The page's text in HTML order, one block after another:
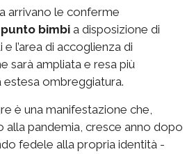
arrivano le conferme
punto bimbi a disposizione di
l’area di accoglienza di
sarà ampliata e resa più
ombreggiatura.
è una manifestazione che,
pandemia, cresce anno dopo
fedele alla propria identità -